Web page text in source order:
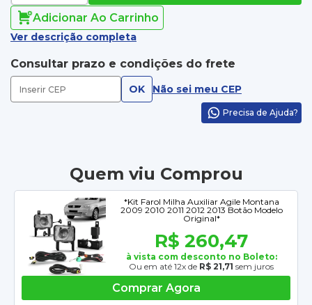
Adicionar Ao Carrinho
Ver descrição completa
Consultar prazo e condições do frete
OK Não sei meu CEP
Precisa de Ajuda?
Quem viu Comprou
*Kit Farol Milha Auxiliar Agile Montana
2009 2010 2011 2012 2013 Botão Modelo
Original*
R$ 260,47
à vista com desconto no Boleto:
Ou em até 12x de R$ 21,71 sem juros
Comprar Agora